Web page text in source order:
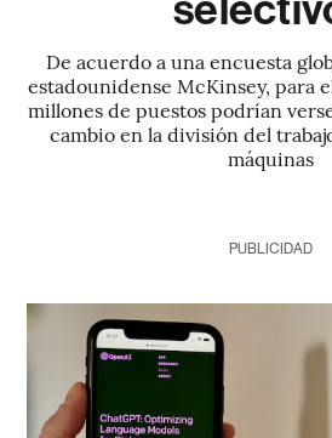
De acuerdo a una encuesta
estadounidense McKinsey, para
millones de puestos podrían
cambio en la división del
máquinas
PUBLICIDAD